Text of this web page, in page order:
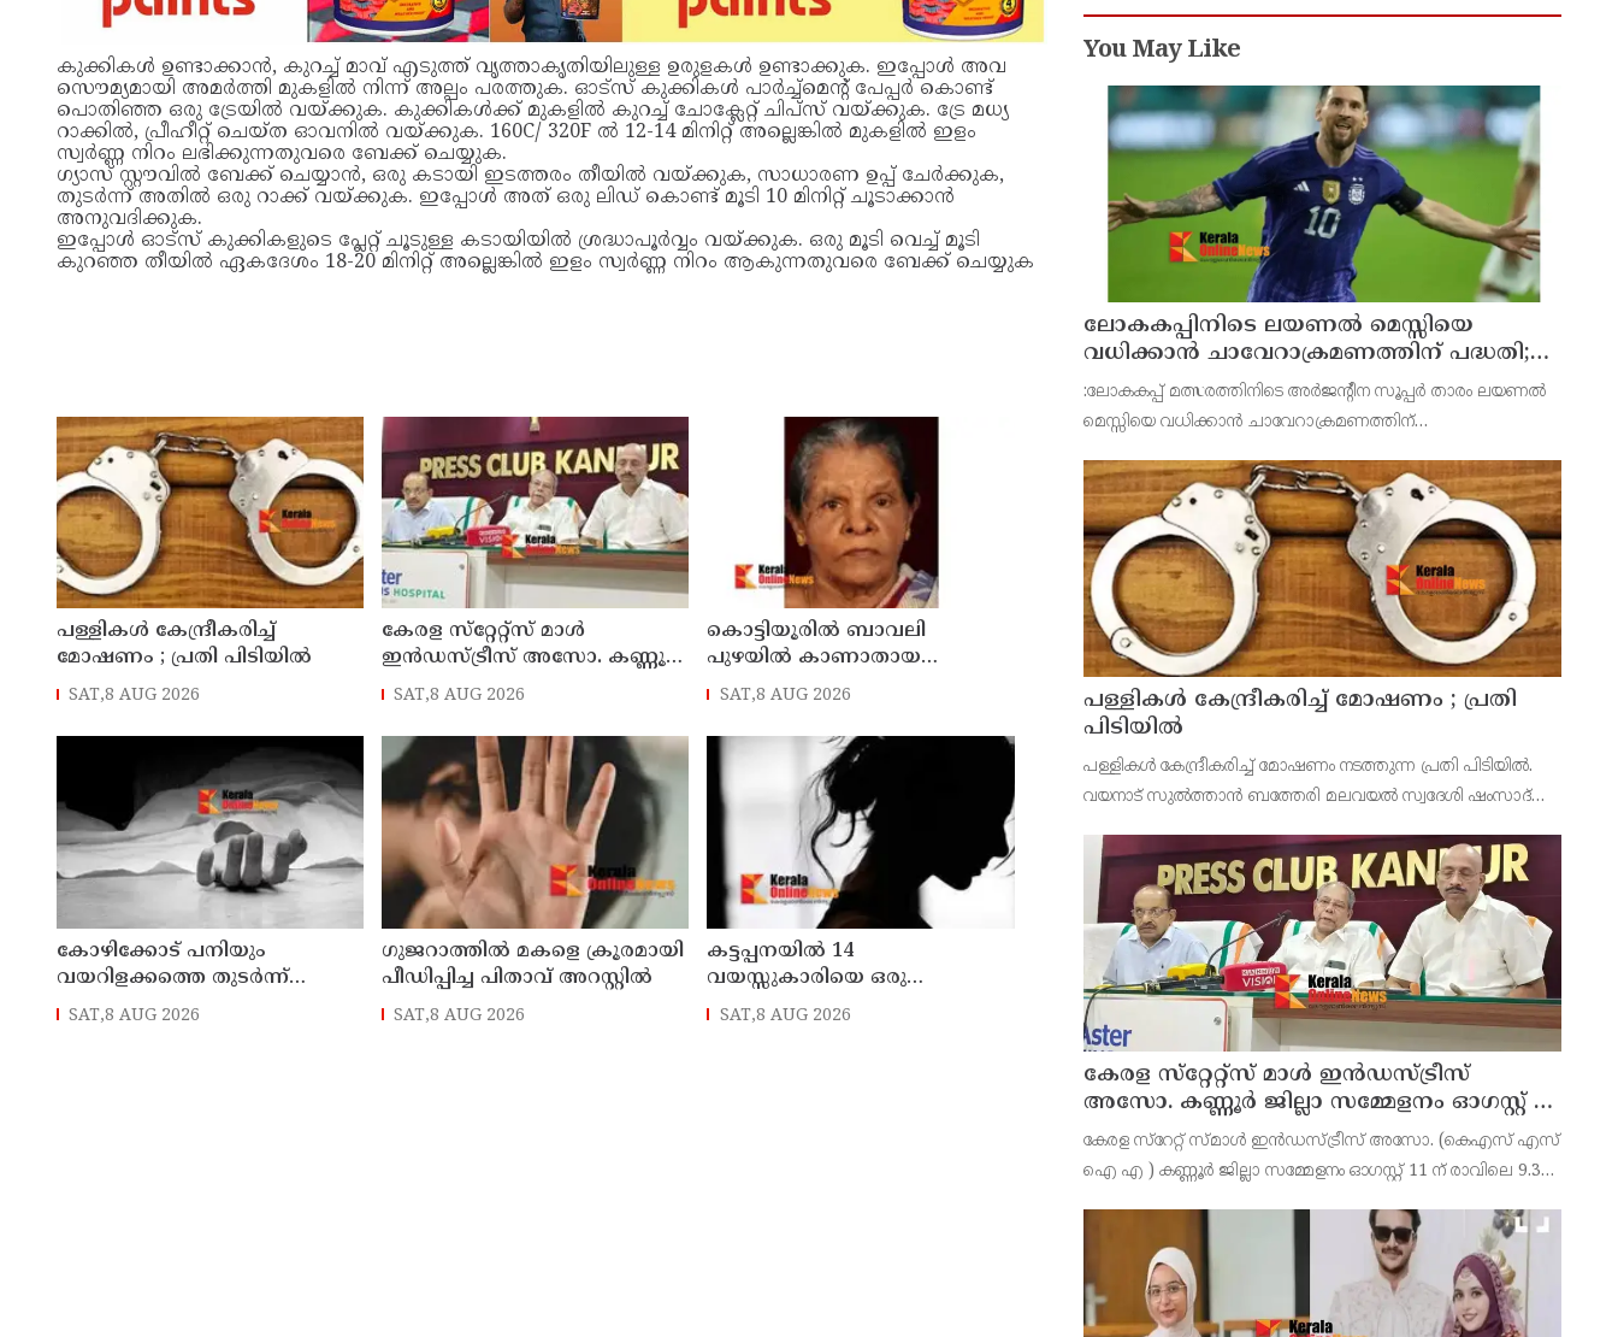
കുക്കികൾ ഉണ്ടാക്കാൻ, കുറച്ച് മാവ് എടുത്ത് വൃത്താകൃതിയിലുള്ള ഉരുളകൾ ഉണ്ടാക്കുക. ഇപ്പോൾ അവ
സൌമ്യമായി അമർത്തി മുകളിൽ നിന്ന് അല്പം പരത്തുക. ഓട്സ് കുക്കികൾ പാർച്ച്മെന്റ് പേപ്പർ കൊണ്ട്
പൊതിഞ്ഞ ഒരു ട്രേയിൽ വയ്ക്കുക. കുക്കികൾക്ക് മുകളിൽ കുറച്ച് ചോക്ലേറ്റ് ചിപ്സ് വയ്ക്കുക. ട്രേ മധ്യ
റാക്കിൽ, പ്രീഹീറ്റ് ചെയ്ത ഓവനിൽ വയ്ക്കുക. 160C/ 320F ൽ 12-14 മിനിറ്റ് അല്ലെങ്കിൽ മുകളിൽ ഇളം
സ്വർണ്ണ നിറം ലഭിക്കുന്നതുവരെ ബേക്ക് ചെയ്യുക.
ഗ്യാസ് സ്റ്റൗവിൽ ബേക്ക് ചെയ്യാൻ, ഒരു കടായി ഇടത്തരം തീയിൽ വയ്ക്കുക, സാധാരണ ഉപ്പ് ചേർക്കുക,
തുടർന്ന് അതിൽ ഒരു റാക്ക് വയ്ക്കുക. ഇപ്പോൾ അത് ഒരു ലിഡ് കൊണ്ട് മൂടി 10 മിനിറ്റ് ചൂടാക്കാൻ
അനുവദിക്കുക.
ഇപ്പോൾ ഓട്സ് കുക്കികളുടെ പ്ലേറ്റ് ചൂടുള്ള കടായിയിൽ ശ്രദ്ധാപൂർവ്വം വയ്ക്കുക. ഒരു മൂടി വെച്ച് മൂടി
കുറഞ്ഞ തീയിൽ ഏകദേശം 18-20 മിനിറ്റ് അല്ലെങ്കിൽ ഇളം സ്വർണ്ണ നിറം ആകുന്നതുവരെ ബേക്ക് ചെയ്യുക
പള്ളികള്‍ കേന്ദ്രീകരിച്ച്
മോഷണം ; പ്രതി പിടിയില്‍
SAT,8 AUG 2026
കേരള സ്‌റ്റേറ്റ്സ് മാൾ
ഇൻഡസ്ട്രീസ് അസോ. കണ്ണൂർ
ജില്ലാ സമ്മേളനം ഓഗസ്റ്റ് 11 ന്
SAT,8 AUG 2026
കൊട്ടിയൂരിൽ ബാവലി
പുഴയിൽ കാണാതായ
വയോധികയുടെ മൃതദേഹം
SAT,8 AUG 2026
കോഴിക്കോട് പനിയും
വയറിളക്കത്തെ തുടര്‍ന്ന്
ചികിത്സയിലായിരുന്ന യുവതി
മരിച്ചു
SAT,8 AUG 2026
ഗുജറാത്തില്‍ മകളെ ക്രൂരമായി
പീഡിപ്പിച്ച പിതാവ് അറസ്റ്റില്‍
SAT,8 AUG 2026
കട്ടപ്പനയില്‍ 14
വയസ്സുകാരിയെ ഒരു
വര്‍ഷത്തോളം ലൈംഗിക
പീഡനത്തിന് ഇരയാക്കി;
SAT,8 AUG 2026
റിസയുടെ സുഹൃത്തിനയച്ച വാട്സ്ആപ്പ്ചാറ്റ്
പുറത്ത് വന്നു
You May Like
ലോകകപ്പിനിടെ ലയണല്‍ മെസ്സിയെ
വധിക്കാൻ ചാവേറാക്രമണത്തിന് പദ്ധതി;
വൻ സുരക്ഷാ ഭീഷണി പുറത്ത്
:ലോകകപ്പ് മത്സരത്തിനിടെ അർജന്റീന സൂപ്പർ താരം ലയണല്‍
മെസ്സിയെ വധിക്കാൻ ചാവേറാക്രമണത്തിന്
ഭീകരാക്രമണ ഭീഷണികളും വ്യക്തിപരമായ വധഭീഷഷണികളും
ഏറ്റവും കൂടു
പള്ളികള്‍ കേന്ദ്രീകരിച്ച് മോഷണം ; പ്രതി
പിടിയില്‍
പള്ളികള്‍ കേന്ദ്രീകരിച്ച് മോഷണം നടത്തുന്ന പ്രതി പിടിയില്‍.
വയനാട് സുല്‍ത്താന്‍ ബത്തേരി മലവയല്‍ സ്വദേശി ഷംസാദ്
പ്രതിയാണെന്നാണ് പൊലീസ് പറയുന്നത്. കോഴിക്
കേരള സ്‌റ്റേറ്റ്സ് മാൾ ഇൻഡസ്ട്രീസ്
അസോ. കണ്ണൂർ ജില്ലാ സമ്മേളനം ഓഗസ്റ്റ് 11
ന് കണ്ണൂരിൽ
കേരള സ്‌റേറ്റ് സ്മാൾ ഇൻഡസ്ട്രീസ് അസോ. (കെഎസ് എസ്
ഐ എ ) കണ്ണൂർ ജില്ലാ സമ്മേളനം ഓഗസ്റ്റ് 11 ന് രാവിലെ 9.30